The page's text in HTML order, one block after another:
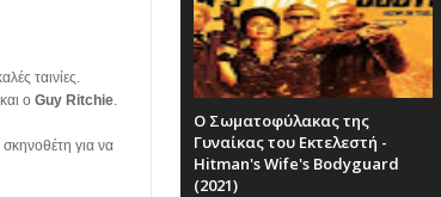
ταινίες.
ο Guy Ritchie.
για να
Ο Σωματοφύλακας της
Γυναίκας του Εκτελεστή -
Hitman's Wife's Bodyguard
(2021)